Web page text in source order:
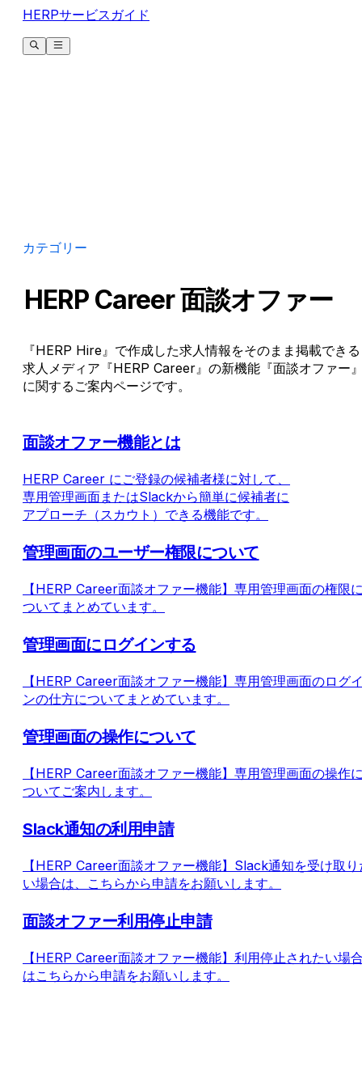
HERPサービスガイド
カテゴリー
HERP Career 面談オファー
『HERP Hire』で作成した求人情報をそのまま掲載できる
求人メディア『HERP Career』の新機能『面談オファー
に関するご案内ページです。
面談オファー機能とは
HERP Career にご登録の候補者様に対して、
専用管理画面またはSlackから簡単に候補者に
アプローチ（スカウト）できる機能です。
管理画面のユーザー権限について
【HERP Career面談オファー機能】専用管理画面の権限
ついてまとめています。
管理画面にログインする
【HERP Career面談オファー機能】専用管理画面のログ
ンの仕方についてまとめています。
管理画面の操作について
【HERP Career面談オファー機能】専用管理画面の操作
ついてご案内します。
Slack通知の利用申請
【HERP Career面談オファー機能】Slack通知を受け取り
い場合は、こちらから申請をお願いします。
面談オファー利用停止申請
【HERP Career面談オファー機能】利用停止されたい場
はこちらから申請をお願いします。